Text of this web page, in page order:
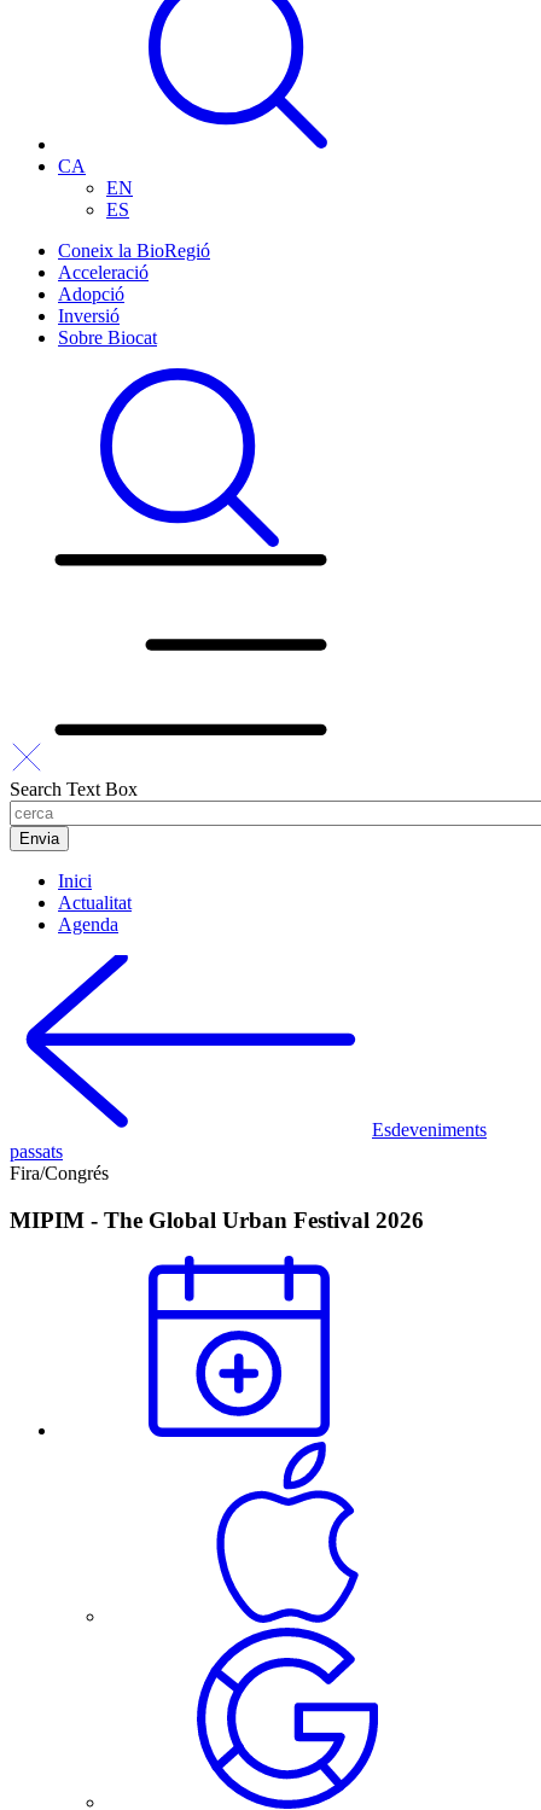
CA
EN
ES
Coneix la BioRegió
Acceleració
Adopció
Inversió
Sobre Biocat
Search Text Box
Inici
Actualitat
Agenda
Esdeveniments
passats
Fira/Congrés
MIPIM - The Global Urban Festival 2026